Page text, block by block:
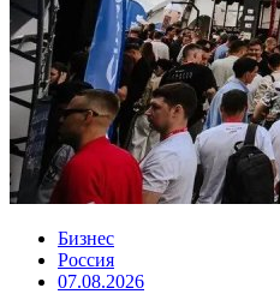
Бизнес
Россия
07.08.2026